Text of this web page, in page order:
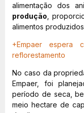
alimentação dos
produção ,
alimentos
+Empaer espera
reflorestamento
No caso da
Empaer, foi
período de seca,
meio hectare de